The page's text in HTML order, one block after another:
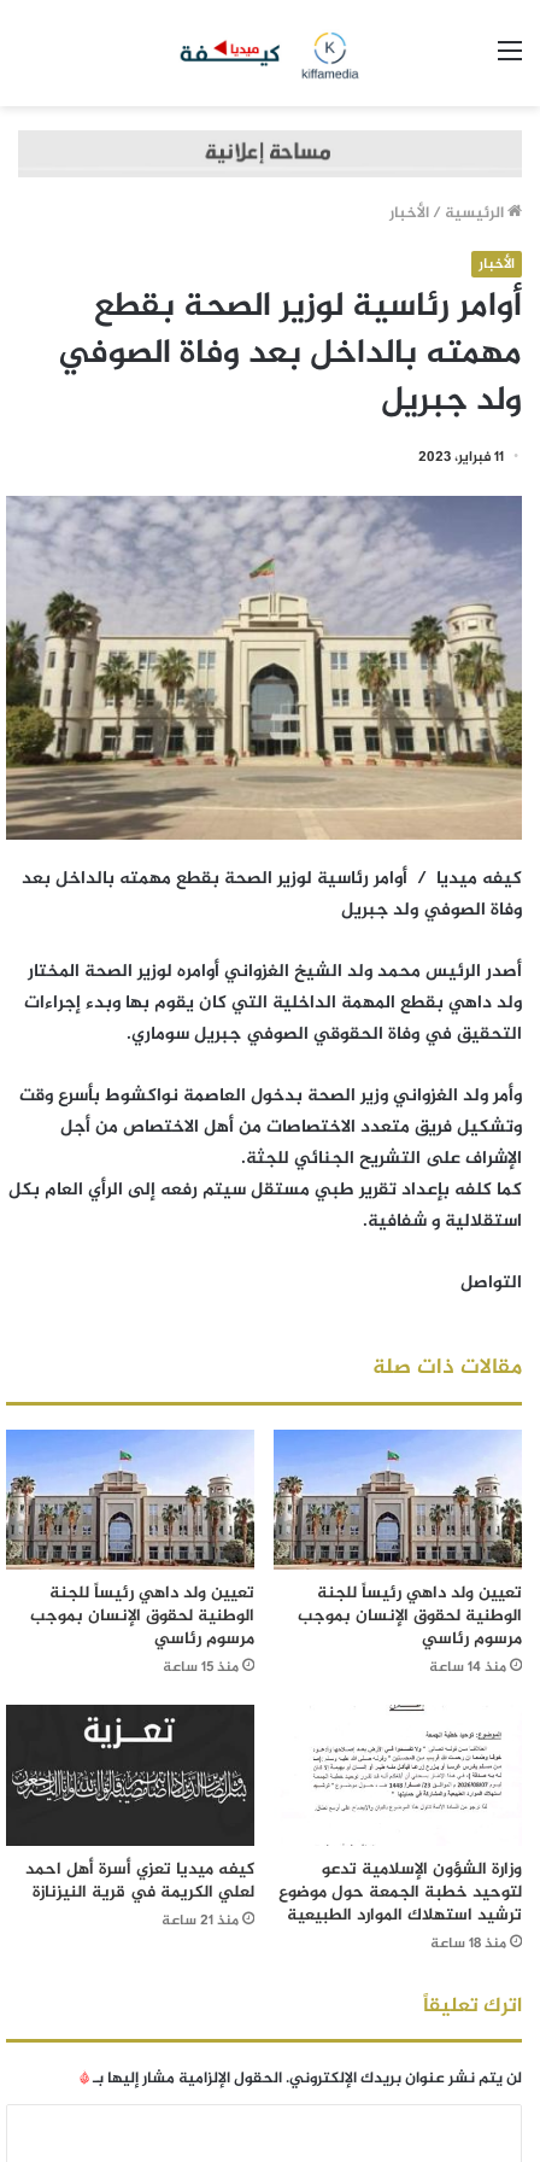
الرئيسية /الأخبار
الأخبار
أوامر رئاسية لوزير الصحة بقطع
مهمته بالداخل بعد وفاة الصوفي
ولد جبريل
11 فبراير، 2023
كيفه ميديا / أوامر رئاسية لوزير الصحة بقطع مهمته بالداخل بعد
وفاة الصوفي ولد جبريل
أصدر الرئيس محمد ولد الشيخ الغزواني أوامره لوزير الصحة المختار
ولد داهي بقطع المهمة الداخلية التي كان يقوم بها وبدء إجراءات
التحقيق في وفاة الحقوقي الصوفي جبريل سوماري.
وأمر ولد الغزواني وزير الصحة بدخول العاصمة نواكشوط بأسرع وقت
وتشكيل فريق متعدد الاختصاصات من أهل الاختصاص من أجل
الإشراف على التشريح الجنائي للجثة.
كما كلفه بإعداد تقرير طبي مستقل سيتم رفعه إلى الرأي العام بكل
استقلالية و شفافية.
التواصل
مقالات ذات صلة
تعيين ولد داهي رئيساً للجنة
الوطنية لحقوق الإنسان بموجب
مرسوم رئاسي
منذ 14 ساعة
تعيين ولد داهي رئيساً للجنة
الوطنية لحقوق الإنسان بموجب
مرسوم رئاسي
منذ 15 ساعة
وزارة الشؤون الإسلامية تدعو
لتوحيد خطبة الجمعة حول موضوع
ترشيد استهلاك الموارد الطبيعية
منذ 18 ساعة
كيفه ميديا تعزي أسرة أهل احمد
لعلي الكريمة في قرية النيزنازة
منذ 21 ساعة
اترك تعليقاً
لن يتم نشر عنوان بريدك الإلكتروني.الحقول الإلزامية مشار إليها بـ*